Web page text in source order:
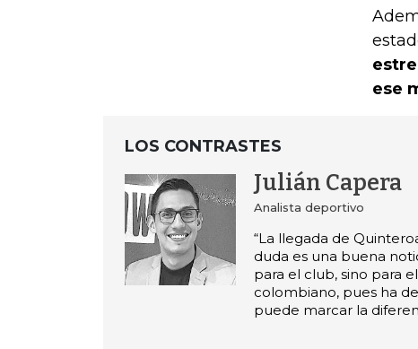
ese
LOS CONTRASTES
Julián Capera
Analista deportivo
“La llegada de
duda es una buena
para el club, sino para
colombiano, pues ha
puede marcar la